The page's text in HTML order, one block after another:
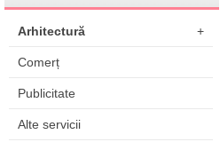
Arhitectură +
Comerț
Publicitate
Alte servicii